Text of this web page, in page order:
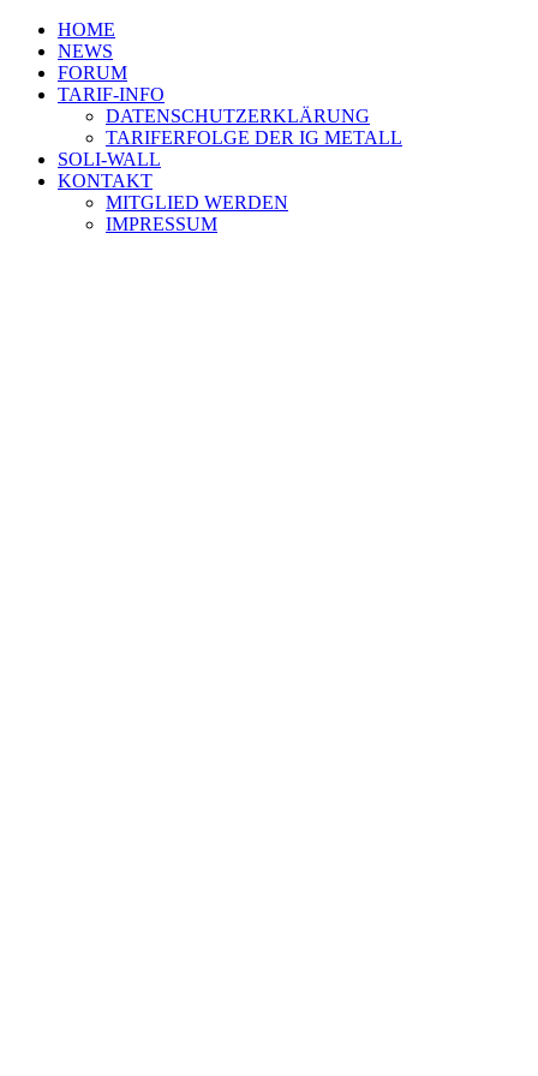
HOME
NEWS
FORUM
TARIF-INFO
DATENSCHUTZERKLÄRUNG
TARIFERFOLGE DER IG METALL
SOLI-WALL
KONTAKT
MITGLIED WERDEN
IMPRESSUM